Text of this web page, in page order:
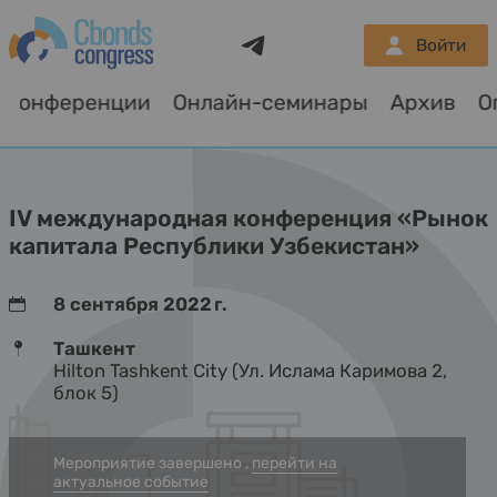
Конференции Онлайн-семинары Архив
Войти
IV международная конференция «Рынок
капитала Республики Узбекистан»
8 сентября 2022 г.
Ташкент
Hilton Tashkent City (Ул. Ислама Каримова 2,
блок 5)
Мероприятие завершено , перейти на
актуальное событие